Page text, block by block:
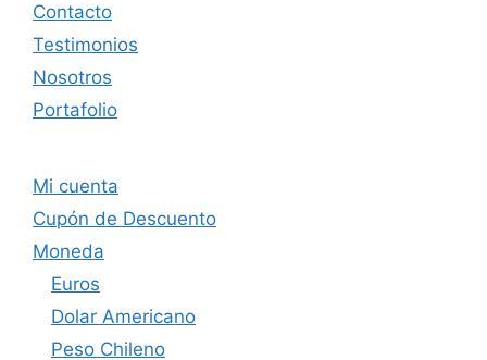
Contacto
Testimonios
Nosotros
Portafolio
Mi cuenta
Cupón de Descuento
Moneda
Euros
Dolar Americano
Peso Chileno